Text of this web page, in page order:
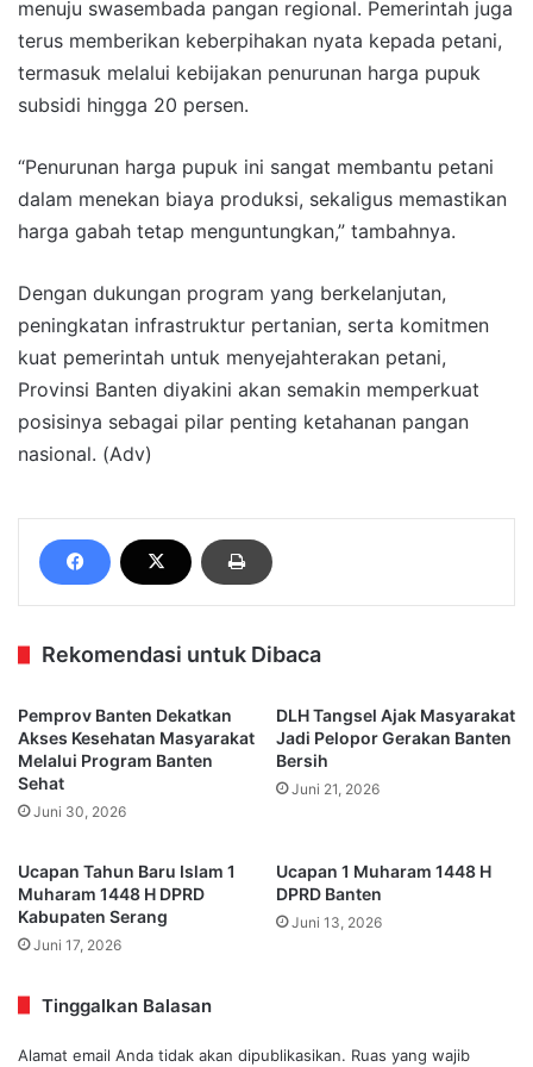
menuju swasembada pangan regional. Pemerintah juga
terus memberikan keberpihakan nyata kepada petani,
termasuk melalui kebijakan penurunan harga pupuk
subsidi hingga 20 persen.
“Penurunan harga pupuk ini sangat membantu petani
dalam menekan biaya produksi, sekaligus memastikan
harga gabah tetap menguntungkan,” tambahnya.
Dengan dukungan program yang berkelanjutan,
peningkatan infrastruktur pertanian, serta komitmen
kuat pemerintah untuk menyejahterakan petani,
Provinsi Banten diyakini akan semakin memperkuat
posisinya sebagai pilar penting ketahanan pangan
nasional. (Adv)
Rekomendasi untuk Dibaca
Pemprov Banten Dekatkan
Akses Kesehatan Masyarakat
Melalui Program Banten
Sehat
Juni 30, 2026
DLH Tangsel Ajak Masyarakat
Jadi Pelopor Gerakan Banten
Bersih
Juni 21, 2026
Ucapan Tahun Baru Islam 1
Muharam 1448 H DPRD
Kabupaten Serang
Juni 17, 2026
Ucapan 1 Muharam 1448 H
DPRD Banten
Juni 13, 2026
Tinggalkan Balasan
Alamat email Anda tidak akan dipublikasikan. Ruas yang wajib